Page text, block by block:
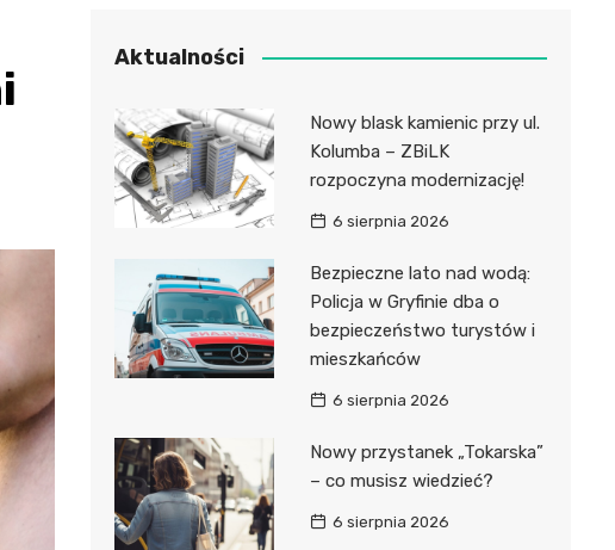
109 Szpital Wojskowy w
Szczecinie
Samodzielny Publiczny
Specjalistyczny Zakład
Opieki Zdrowotnej
Samodzielny Publiczny
Szpital Kliniczny nr 1 im. T.
Sokołowskiego
Pomorskiej Akademii
Medycznej
Samodzielny Publiczny
Szpital Kliniczny nr 2
Specjalistyczny Szpital im.
A. Sokołowskiego
Aktualności
Nowy blask kamienic przy ul.
Kolumba – ZBiLK
rozpoczyna modernizację!
6 sierpnia 2026
Bezpieczne lato nad wodą:
Policja w Gryfinie dba o
bezpieczeństwo turystów i
mieszkańców
6 sierpnia 2026
Nowy przystanek „Tokarska”
– co musisz wiedzieć?
6 sierpnia 2026